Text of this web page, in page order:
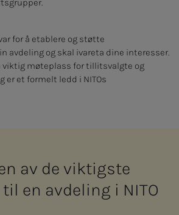
for å etablere og støtte
avdeling og skal ivareta dine interesser.
viktig møteplass for tillitsvalgte og
er et formelt ledd i NITOs
av de viktigste
en avdeling i NITO